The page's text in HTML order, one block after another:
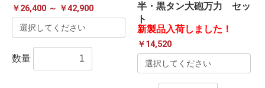
￥26,400 ～ ￥42,900
数量
半・黒タン大砲万力 セッ
ト
新製品入荷しました！
￥14,520